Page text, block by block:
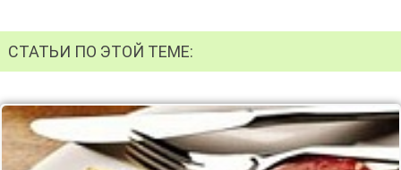
СТАТЬИ ПО ЭТОЙ ТЕМЕ: